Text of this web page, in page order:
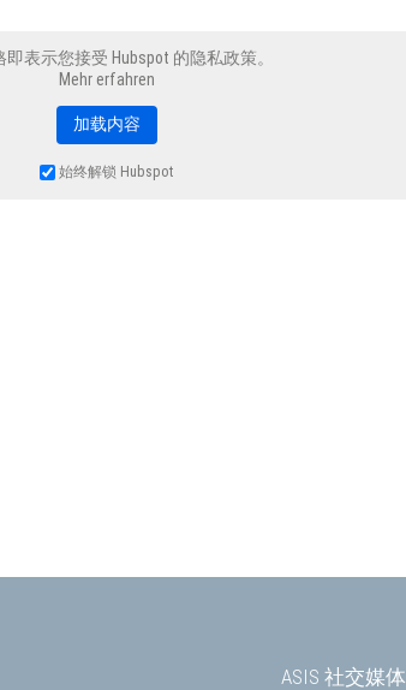
表示您接受 Hubspot 的隐私政策。
Mehr erfahren
加载内容
始终解锁 Hubspot
ASIS 社交媒体